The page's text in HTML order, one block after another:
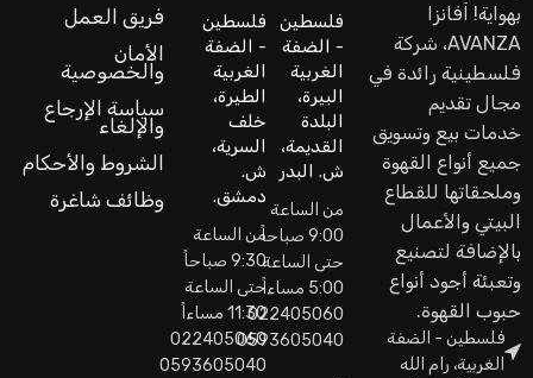
بهواية! اَفانزا
AVANZA، شركة
فلسطينية رائدة في
مجال تقديم
خدمات بيع وتسويق
جميع أنواع القهوة
وملحقاتها للقطاع
البيتي والأعمال
بالإضافة لتصنيع
وتعبئة أجود أنواع
حبوب القهوة.
فلسطين - الضفة
الغربية، رام الله
فلسطين
- الضفة
الغربية
البيرة،
البلدة
القديمة،
ش. البدر
من الساعة
9:00 صباحاً
حتى الساعة
5:00 مساءاً
022405060
0593605040
فلسطين
- الضفة
الغربية
الطيرة،
خلف
السرية،
ش.
دمشق.
من الساعة
9:30 صباحاً
حتى الساعة
11:30 مساءاً
022405060
0593605040
فريق العمل
الأمان
والخصوصية
سياسة الإرجاع
والإلغاء
الشروط والأحكام
وظائف شاغرة